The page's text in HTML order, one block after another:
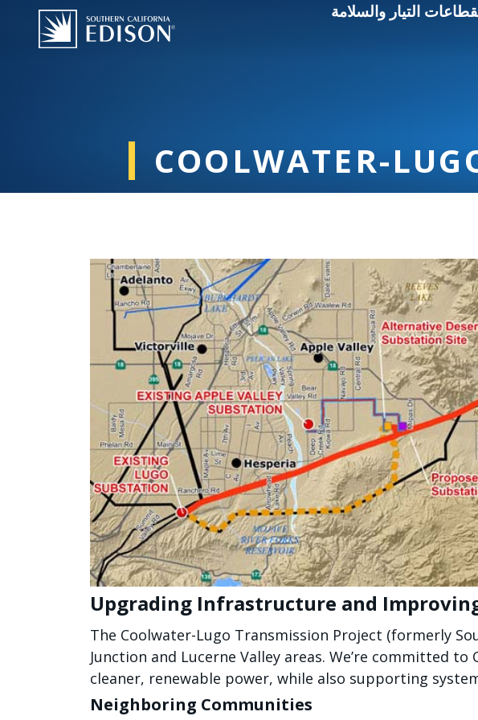
التيار والسلامة
COOLWATER-
Upgrading Infrastructure and
The Coolwater-Lugo Transmission Project (formerly
Junction and Lucerne Valley areas. We’re committed
cleaner, renewable power, while also supporting
Neighboring Communities